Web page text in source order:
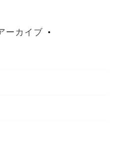
ーカイブ